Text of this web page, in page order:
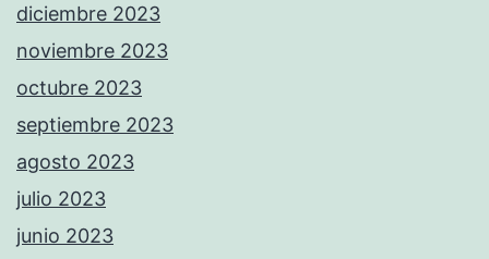
diciembre 2023
noviembre 2023
octubre 2023
septiembre 2023
agosto 2023
julio 2023
junio 2023